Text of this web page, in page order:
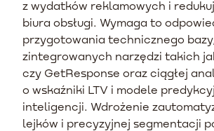
z wydatków reklamowych i
biura obsługi. Wymaga to
przygotowania technicznego
zintegrowanych narzędzi takich
czy GetResponse oraz ciągłej
o wskaźniki LTV i modele
inteligencji. Wdrożenie
lejków i precyzyjnej segmentacji